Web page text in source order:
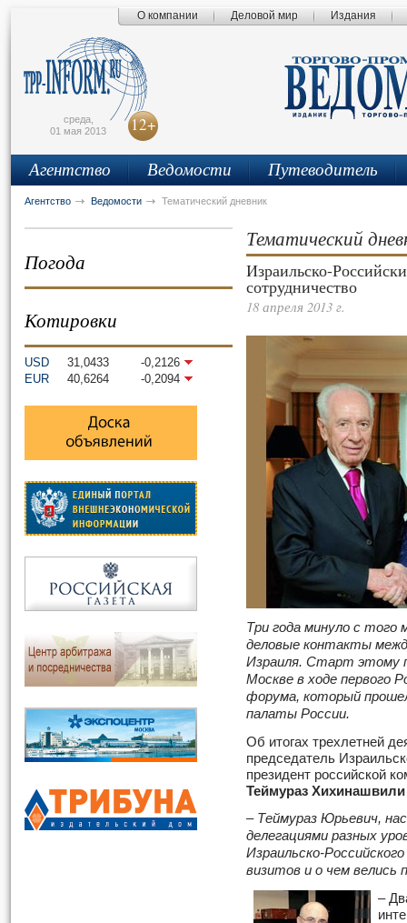
О компании Деловой мир Издания
среда,
01 мая 2013
12+
Агентство Ведомости Путеводитель
Агентство Ведомости Тематический дневник
Погода
Котировки
USD 31,0433
-0,2126
EUR
40,6264 -0,2094
Тематический
Израильско-
сотрудничество
18 апреля 2013 г.
Три года минуло с того
деловые контакты
Израиля. Старт этому
Москве в ходе первого
форума, который
палаты России.
Об итогах трехлетней
председатель
президент российской
Теймураз Хихинашвили
– Теймураз Юрьевич,
делегациями разных
Израильско-
визитов и о чем велись
–